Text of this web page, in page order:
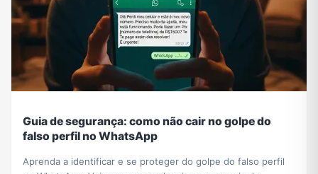
Guia de segurança: como não cair no golpe do
falso perfil no WhatsApp
Aprenda a identificar e se proteger do golpe do falso perfil